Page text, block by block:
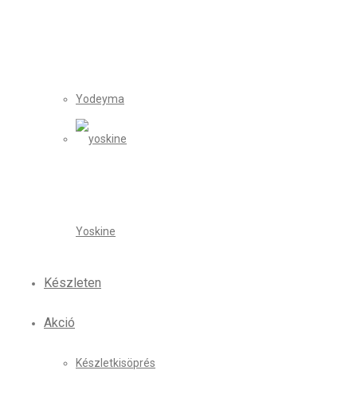
Yodeyma
Yoskine
Készleten
Akció
Készletkisöprés